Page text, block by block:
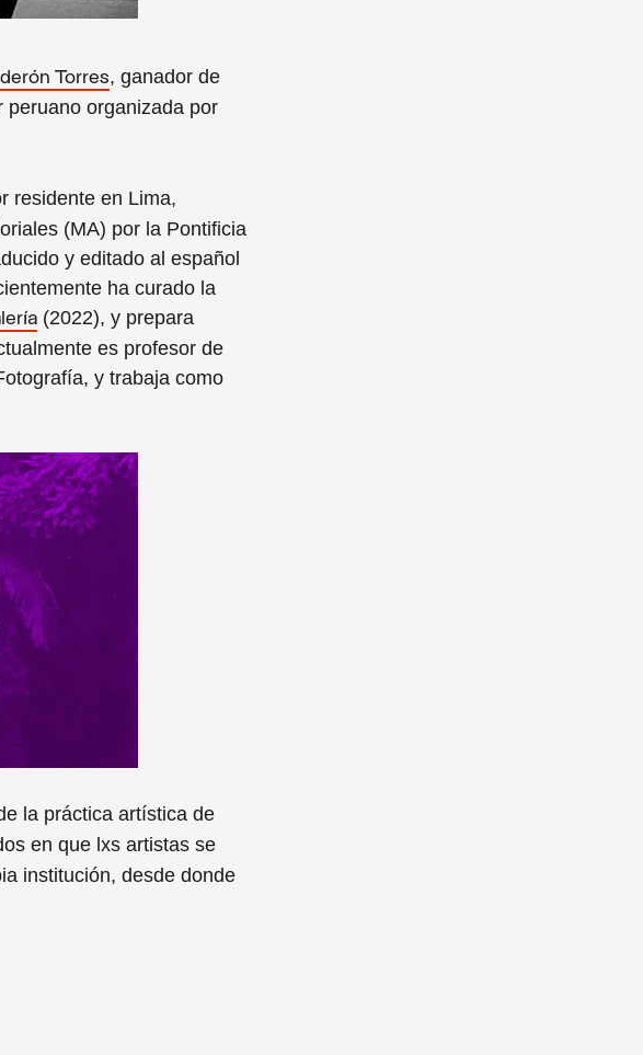
Torres, ganador de
peruano organizada por
residente en Lima,
(MA) por la Pontificia
y editado al español
ha curado la
(2022), y prepara
es profesor de
y trabaja como
la práctica artística de
en que lxs artistas se
institución, desde donde